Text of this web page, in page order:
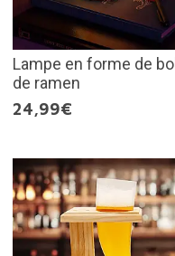
Lampe en forme de bol
de ramen
24,99€